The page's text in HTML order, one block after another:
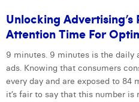
Unlocking
Attention Time For
9 minutes. 9 minutes is the
ads. Knowing that consumers
every day and are exposed to 84
it’s fair to say that this number is